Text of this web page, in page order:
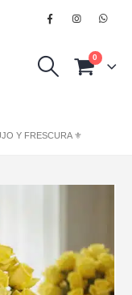
0
Y FRESCURA ⚜️